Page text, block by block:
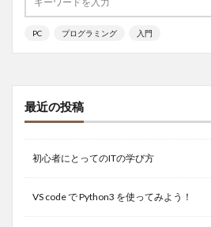
PC プログラミング 入門
最近の投稿
初心者にとってのITの学び方
VS code で Python3 を使ってみよう！